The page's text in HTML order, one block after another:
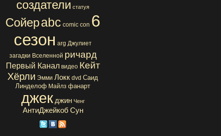
создатели статуя
Сойерabc comic con 6
сезон arg Джулиет
загадки Вселенной ричард
Первый Канал видео Кейт
Хёрли Эмми Локк dvd Саид
Линделоф Майлз фанарт
джек джин Ченг
АнтиДжейкоб Сун